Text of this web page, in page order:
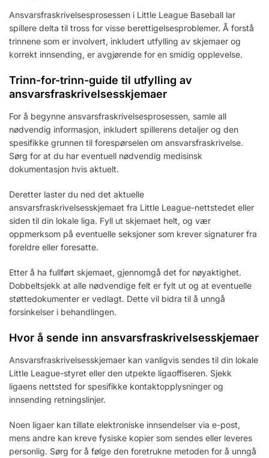
Ansvarsfraskrivelsesprosessen i Little League Baseball lar
spillere delta til tross for visse berettigelsesproblemer. Å forstå
trinnene som er involvert, inkludert utfylling av skjemaer og
korrekt innsending, er avgjørende for en smidig opplevelse.
Trinn-for-trinn-guide til utfylling av
ansvarsfraskrivelsesskjemaer
For å begynne ansvarsfraskrivelsesprosessen, samle all
nødvendig informasjon, inkludert spillerens detaljer og den
spesifikke grunnen til forespørselen om ansvarsfraskrivelse.
Sørg for at du har eventuell nødvendig medisinsk
dokumentasjon hvis aktuelt.
Deretter laster du ned det aktuelle
ansvarsfraskrivelsesskjemaet fra Little League-nettstedet eller
siden til din lokale liga. Fyll ut skjemaet helt, og vær
oppmerksom på eventuelle seksjoner som krever signaturer fra
foreldre eller foresatte.
Etter å ha fullført skjemaet, gjennomgå det for nøyaktighet.
Dobbeltsjekk at alle nødvendige felt er fylt ut og at eventuelle
støttedokumenter er vedlagt. Dette vil bidra til å unngå
forsinkelser i behandlingen.
Hvor å sende inn ansvarsfraskrivelsesskjemaer
Ansvarsfraskrivelsesskjemaer kan vanligvis sendes til din lokale
Little League-styret eller den utpekte ligaoffiseren. Sjekk
ligaens nettsted for spesifikke kontaktopplysninger og
innsending retningslinjer.
Noen ligaer kan tillate elektroniske innsendelser via e-post,
mens andre kan kreve fysiske kopier som sendes eller leveres
personlig. Sørg for å følge den foretrukne metoden for å unngå